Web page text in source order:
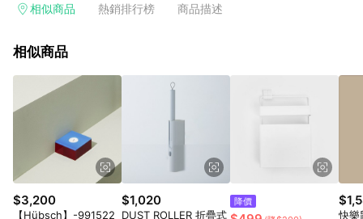
APP下單，將不符合贈點資格。 3. 點數將於出貨後60天前後發
相似商品 熱銷排行榜 商品描述
相似商品
$3,200
【Hübsch】-991522
$1,020
DUST ROLLER 折疊式
降價
快樂